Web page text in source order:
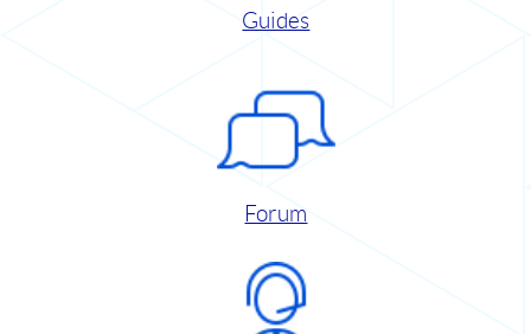
Guides
Forum